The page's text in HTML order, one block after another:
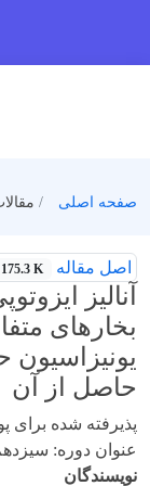
صفحه اصلی
اصل مقاله 175.3 K
آنالیز
بخارهای
یونیزاسیون
حاصل از آن
پذیرفته شده برای
عنوان دوره: سیزدهم
نویسندگان